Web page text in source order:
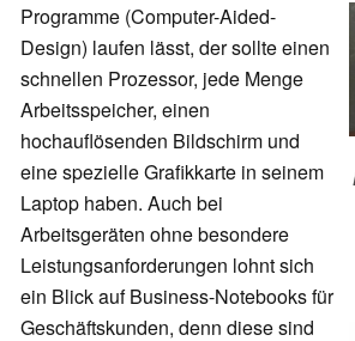
Programme (Computer-Aided-
Design) laufen lässt, der sollte einen
schnellen Prozessor, jede Menge
Arbeitsspeicher, einen
hochauflösenden Bildschirm und
eine spezielle Grafikkarte in seinem
Laptop haben. Auch bei
Arbeitsgeräten ohne besondere
Leistungsanforderungen lohnt sich
ein Blick auf Business-Notebooks für
Geschäftskunden, denn diese sind